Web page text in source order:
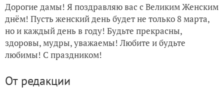
Дорогие дамы! Я поздравляю вас с Великим Женским
днём! Пусть женский день будет не только 8 марта,
но и каждый день в году! Будьте прекрасны,
здоровы, мудры, уважаемы! Любите и будьте
любимы! С праздником!
От редакции